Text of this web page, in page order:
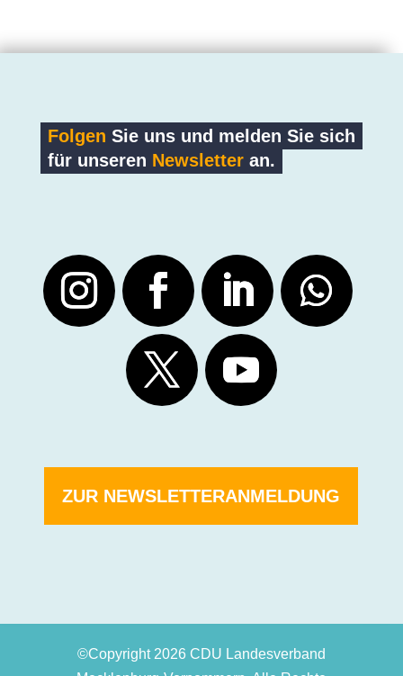
Folgen Sie uns und melden Sie sich
für unseren Newsletteran.
ZUR NEWSLETTERANMELDUNG
©Copyright 2026 CDU Landesverband